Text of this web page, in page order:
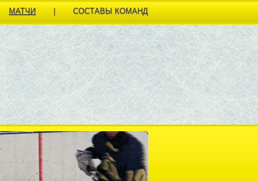
МАТЧИ | СОСТАВЫ КОМАНД